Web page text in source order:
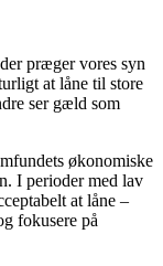
præger vores syn
at låne til store
ser gæld som
økonomiske
I perioder med lav
at låne –
fokusere på